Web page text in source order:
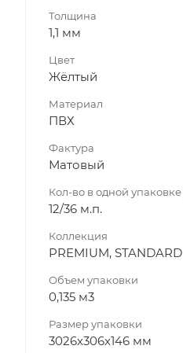
Толщина
1,1 мм
Цвет
Жёлтый
Материал
ПВХ
Фактура
Матовый
Кол-во в одной упаковке
12/36 м.п.
Коллекция
PREMIUM, STANDARD
Объем упаковки
0,135 м3
Размер упаковки
3026х306х146 мм